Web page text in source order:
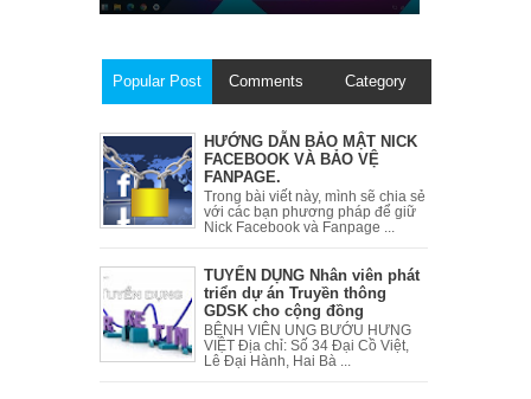
Popular Post Comments Category
HƯỚNG DẪN BẢO MẬT NICK
FACEBOOK VÀ BẢO VỆ
FANPAGE.
Trong bài viết này, mình sẽ chia sẻ
với các bạn phương pháp để giữ
Nick Facebook và Fanpage ...
TUYỂN DỤNG Nhân viên phát
triển dự án Truyền thông
GDSK cho cộng đồng
BỆNH VIÊN UNG BƯỚU HƯNG
VIỆT Địa chỉ: Số 34 Đại Cồ Việt,
Lê Đại Hành, Hai Bà ...